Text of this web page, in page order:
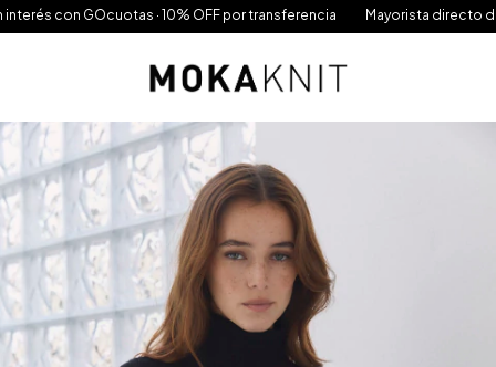
· 10% OFF por transferencia Mayorista directo de Fábrica ·